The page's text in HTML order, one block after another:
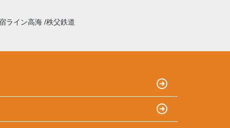
ライン高海 秩父鉄道